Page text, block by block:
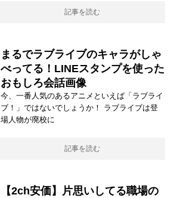
記事を読む
まるでラブライブのキャラがしゃ
べってる！LINEスタンプを使った
おもしろ会話画像
今、一番人気のあるアニメといえば「ラブライ
ブ！」ではないでしょうか！ ラブライブは登
場人物が廃校に
記事を読む
【2ch安価】片思いしてる職場の